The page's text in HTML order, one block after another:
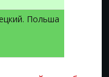
Польша